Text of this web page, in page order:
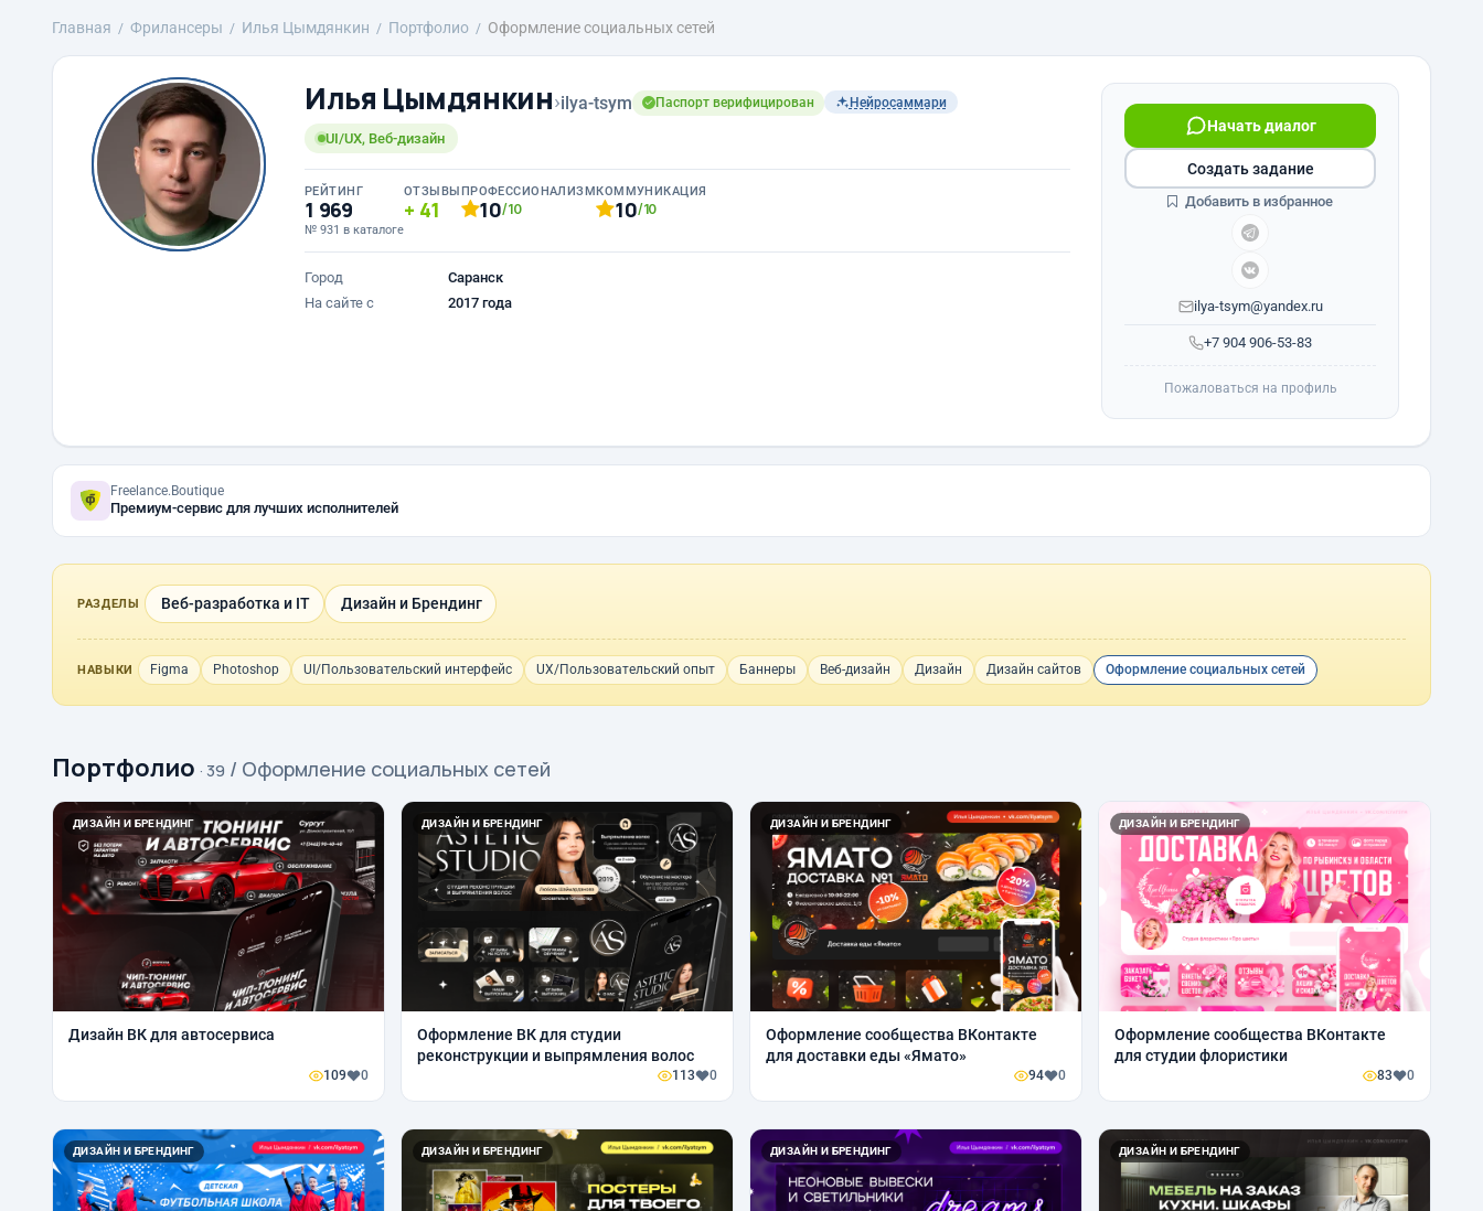
Главная Фрилансеры Илья Цымдянкин Портфолио Оформление социальных сетей
Илья Цымдянкин›ilya-tsym Паспорт верифицирован Нейросаммари
UI/UX, Веб-дизайн
РЕЙТИНГ
1 969
№ 931 в каталоге
ОТЗЫВЫ
41
ПРОФЕССИОНАЛИЗМ
10/10
КОММУНИКАЦИЯ
10/10
Город
Саранск
На сайте с
2017 года
+7 904 906-53-83
Начать диалог
ilya-tsym@yandex.ru
Создать задание
Добавить в избранное
Пожаловаться на профиль
Freelance.Boutique
Премиум-сервис для лучших исполнителей
РАЗДЕЛЫ Веб-разработка и IT Дизайн и Брендинг
НАВЫКИ Figma Photoshop UI/Пользовательский интерфейс UX/Пользовательский опыт Баннеры Веб-дизайн Дизайн Дизайн сайтов Оформление социальных сетей
Портфолио · 39 / Оформление социальных сетей
ДИЗАЙН И БРЕНДИНГ
Дизайн ВК для автосервиса
109 0
ДИЗАЙН И БРЕНДИНГ
Оформление ВК для студии
реконструкции и выпрямления волос
113 0
ДИЗАЙН И БРЕНДИНГ
Оформление сообщества ВКонтакте
для доставки еды «Ямато»
94 0
ДИЗАЙН И БРЕНДИНГ
Оформление сообщества ВКонтакте
для студии флористики
83 0
ДИЗАЙН И БРЕНДИНГ ДИЗАЙН И БРЕНДИНГ ДИЗАЙН И БРЕНДИНГ ДИЗАЙН И БРЕНДИНГ